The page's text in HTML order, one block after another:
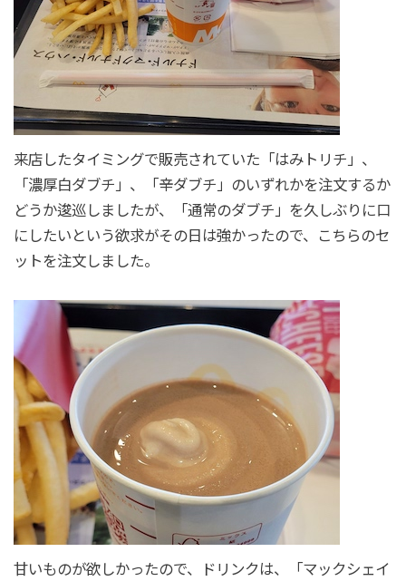
来店したタイミングで販売されていた「はみトリチ」、
「濃厚白ダブチ」、「辛ダブチ」のいずれかを注文するか
どうか逡巡しましたが、「通常のダブチ」を久しぶりに口
にしたいという欲求がその日は強かったので、こちらのセ
ットを注文しました。
甘いものが欲しかったので、ドリンクは、「マックシェイ